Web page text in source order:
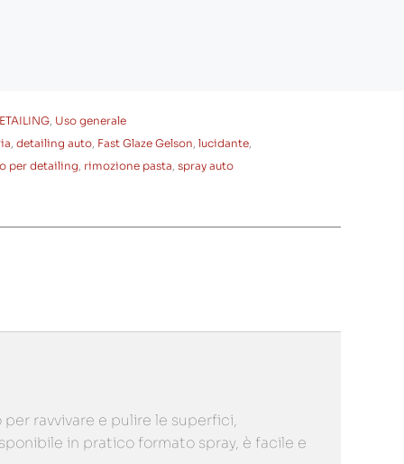
, Uso generale
,detailing auto, Fast Glaze Gelson,lucidante,
per detailing, rimozione pasta,spray auto
ravvivare e pulire le superfici,
in pratico formato spray, è facile e